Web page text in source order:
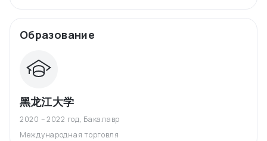
Образование
黑龙江大学
2020 – 2022 год, Бакалавр
Международная торговля